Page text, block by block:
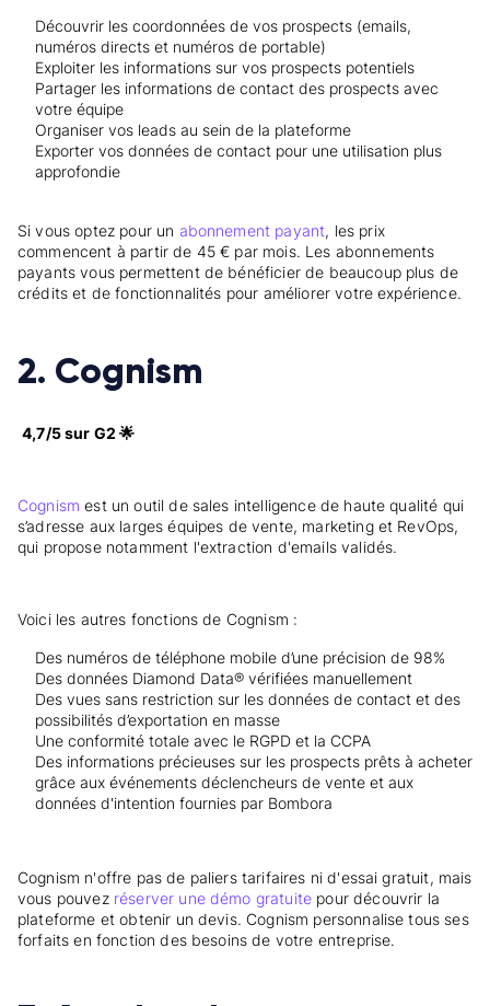
Découvrir les coordonnées de vos prospects (emails,
numéros directs et numéros de portable)
Exploiter les informations sur vos prospects potentiels
Partager les informations de contact des prospects avec
votre équipe
Organiser vos leads au sein de la plateforme
Exporter vos données de contact pour une utilisation plus
approfondie
Si vous optez pour un abonnement payant, les prix
commencent à partir de 45 € par mois. Les abonnements
payants vous permettent de bénéficier de beaucoup plus de
crédits et de fonctionnalités pour améliorer votre expérience.
2. Cognism
4,7/5 sur G2 🌟
Cognism est un outil de sales intelligence de haute qualité qui
s’adresse aux larges équipes de vente, marketing et RevOps,
qui propose notamment l'extraction d'emails validés.
Voici les autres fonctions de Cognism :
Des numéros de téléphone mobile d’une précision de 98%
Des données Diamond Data® vérifiées manuellement
Des vues sans restriction sur les données de contact et des
possibilités d’exportation en masse
Une conformité totale avec le RGPD et la CCPA
Des informations précieuses sur les prospects prêts à acheter
grâce aux événements déclencheurs de vente et aux
données d'intention fournies par Bombora
Cognism n'offre pas de paliers tarifaires ni d'essai gratuit, mais
vous pouvez réserver une démo gratuite pour découvrir la
plateforme et obtenir un devis. Cognism personnalise tous ses
forfaits en fonction des besoins de votre entreprise.